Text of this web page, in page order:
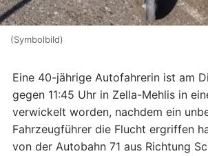
(Symbolbild)
Eine 40-jährige Autofahrerin ist am
gegen 11:45 Uhr in Zella-Mehlis in
verwickelt worden, nachdem ein
Fahrzeugführer die Flucht ergriffen
von der Autobahn 71 aus Richtung